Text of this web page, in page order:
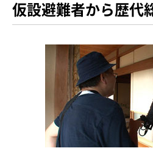
仮設避難者から歴代